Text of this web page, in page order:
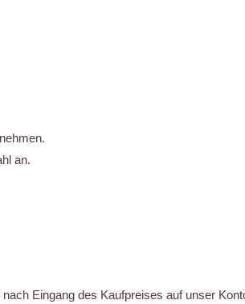
an.
Eingang des Kaufpreises auf unser